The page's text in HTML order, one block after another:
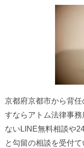
京都府京都市から背
すならアトム法律事
ないLINE無料相談や
と勾留の相談を受付て